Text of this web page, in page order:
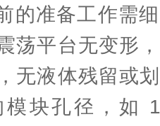
准备工作需细
荡平台无变形
无液体残留或
块孔径，如